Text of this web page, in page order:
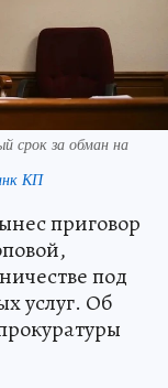
срок за обман на
КП
приговор
под
услуг. Об